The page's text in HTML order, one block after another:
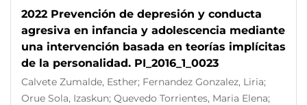
2022 Prevención de depresión y conducta
agresiva en infancia y adolescencia mediante
una intervención basada en teorías implícitas
de la personalidad. PI_2016_1_0023
Calvete Zumalde, Esther; Fernandez Gonzalez, Liria;
Orue Sola, Izaskun; Quevedo Torrientes, Maria Elena;